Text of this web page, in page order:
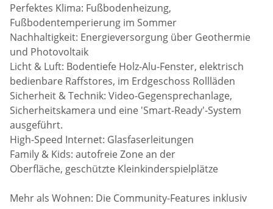
Perfektes Klima: Fußbodenheizung,
Fußbodentemperierung im Sommer
Nachhaltigkeit: Energieversorgung über Geothermie
und Photovoltaik
Licht & Luft: Bodentiefe Holz-Alu-Fenster, elektrisch
bedienbare Raffstores, im Erdgeschoss Rollläden
Sicherheit & Technik: Video-Gegensprechanlage,
Sicherheitskamera und eine 'Smart-Ready'-System
ausgeführt.
High-Speed Internet: Glasfaserleitungen
Family & Kids: autofreie Zone an der
Oberfläche, geschützte Kleinkinderspielplätze
Mehr als Wohnen: Die Community-Features inklusiv